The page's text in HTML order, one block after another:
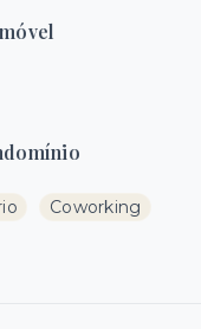
Coworking